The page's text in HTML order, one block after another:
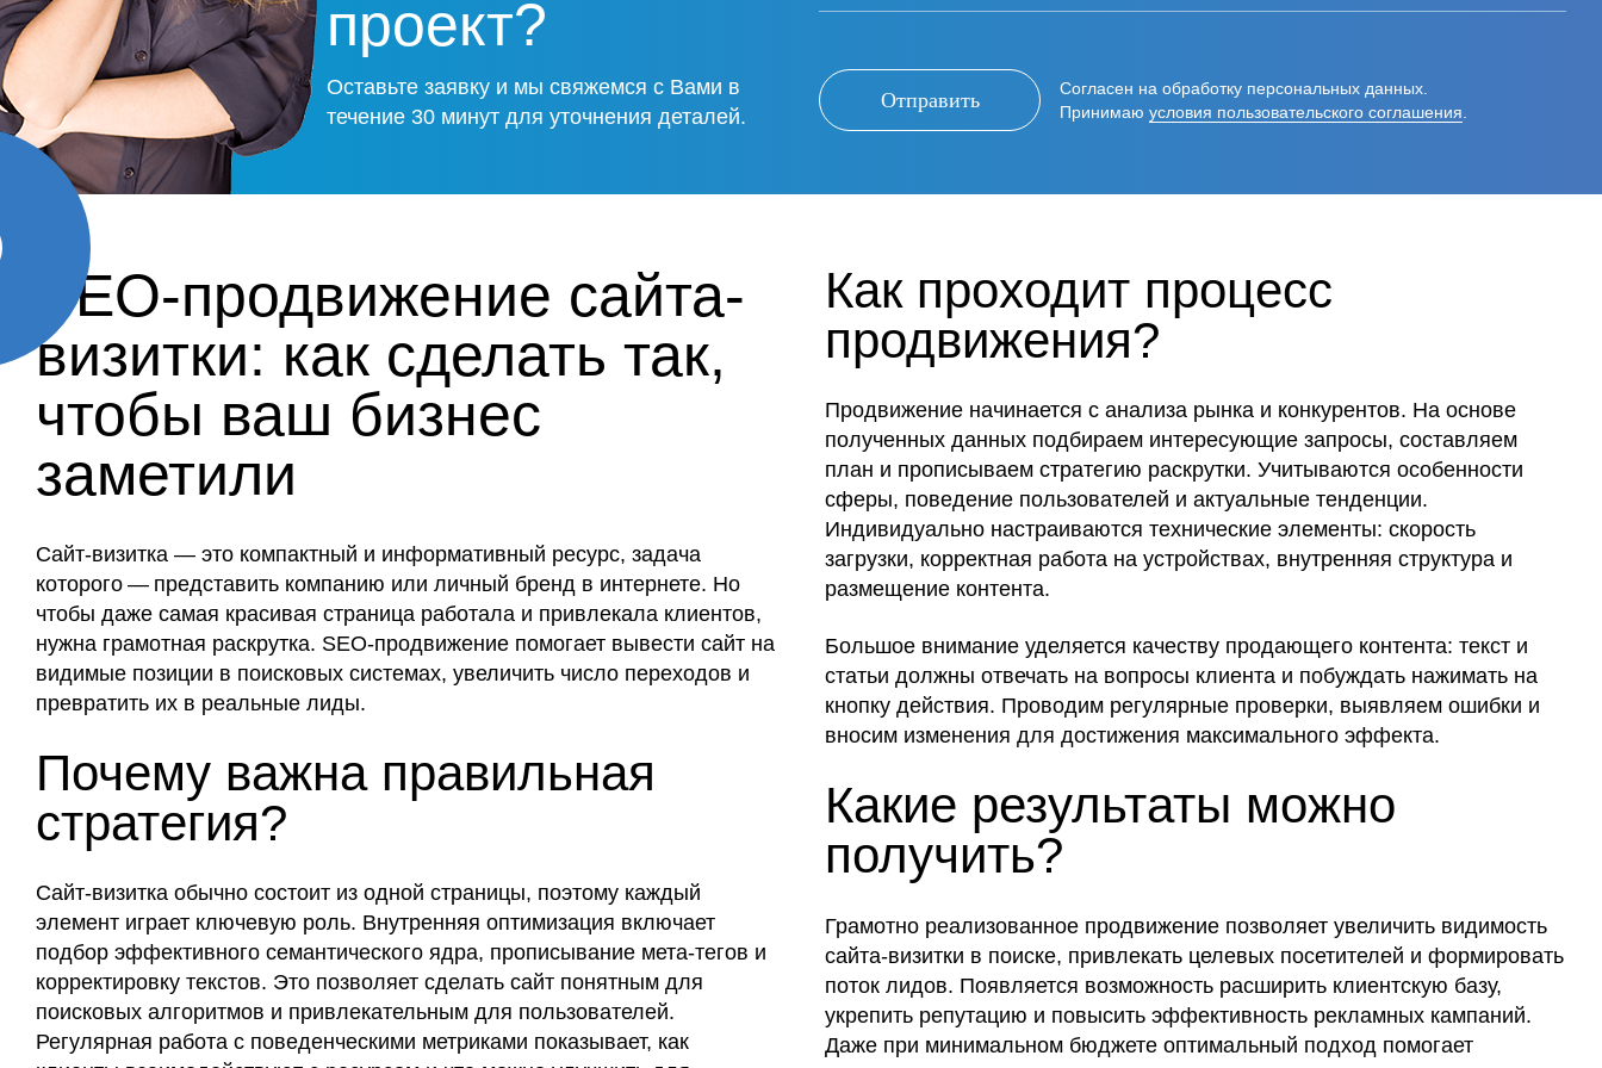
проект?
Оставьте заявку и мы свяжемся с Вами в
течение 30 минут для уточнения деталей.
Отправить
Согласен на обработку персональных данных.
Принимаю условия пользовательского соглашения
SEO-продвижение сайта-
визитки: как сделать так,
чтобы ваш бизнес
заметили
Сайт-визитка — это компактный и информативный ресурс, задача
которого — представить компанию или личный бренд в интернете. Но
чтобы даже самая красивая страница работала и привлекала клиентов,
нужна грамотная раскрутка. SEO-продвижение помогает вывести сайт на
видимые позиции в поисковых системах, увеличить число переходов и
превратить их в реальные лиды.
Почему важна правильная
стратегия?
Сайт-визитка обычно состоит из одной страницы, поэтому каждый
элемент играет ключевую роль. Внутренняя оптимизация включает
подбор эффективного семантического ядра, прописывание мета-тегов и
корректировку текстов. Это позволяет сделать сайт понятным для
поисковых алгоритмов и привлекательным для пользователей.
Регулярная работа с поведенческими метриками показывает, как
Как проходит процесс
продвижения?
Продвижение начинается с анализа рынка и конкурентов. На основе
полученных данных подбираем интересующие запросы, составляем
план и прописываем стратегию раскрутки. Учитываются особенности
сферы, поведение пользователей и актуальные тенденции.
Индивидуально настраиваются технические элементы: скорость
загрузки, корректная работа на устройствах, внутренняя структура и
размещение контента.
Большое внимание уделяется качеству продающего контента: текст и
статьи должны отвечать на вопросы клиента и побуждать нажимать на
кнопку действия. Проводим регулярные проверки, выявляем ошибки и
вносим изменения для достижения максимального эффекта.
Какие результаты можно
получить?
Грамотно реализованное продвижение позволяет увеличить видимость
сайта-визитки в поиске, привлекать целевых посетителей и формировать
поток лидов. Появляется возможность расширить клиентскую базу,
укрепить репутацию и повысить эффективность рекламных кампаний.
Даже при минимальном бюджете оптимальный подход помогает